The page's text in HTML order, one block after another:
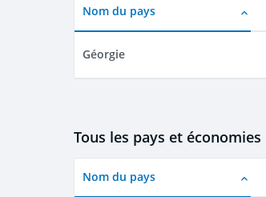
Nom du pays
Géorgie
Tous les pays et économies
Nom du pays